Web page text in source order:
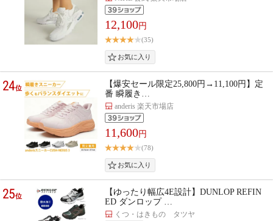
12,100円
(35)
24位
【爆安セール限定25,800円→11,100円】定
番 瞬履き…
anderis 楽天市場店
11,600円
(78)
25位
【ゆったり幅広4E設計】DUNLOP REFIN
ED ダンロップ …
くつ・はきもの タツヤ